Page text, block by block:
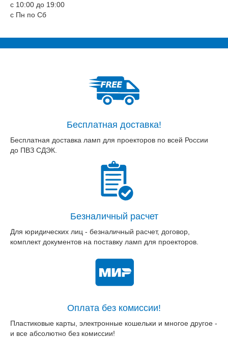
c 10:00 до 19:00
c Пн по Сб
Бесплатная доставка!
Бесплатная доставка ламп для проекторов по всей России
до ПВЗ СДЭК.
Безналичный расчет
Для юридических лиц - безналичный расчет, договор,
комплект документов на поставку ламп для проекторов.
Оплата без комиссии!
Пластиковые карты, электронные кошельки и многое другое -
и все абсолютно без комиссии!